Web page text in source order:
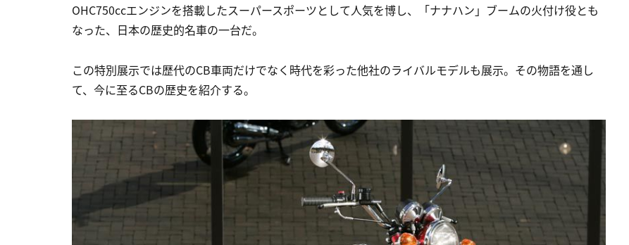
OHC750ccエンジンを搭載したスーパースポーツとして人気を博し、「ナナハン」ブームの火付け役とも
なった、日本の歴史的名車の一台だ。
この特別展示では歴代のCB車両だけでなく時代を彩った他社のライバルモデルも展示。その物語を通し
て、今に至るCBの歴史を紹介する。